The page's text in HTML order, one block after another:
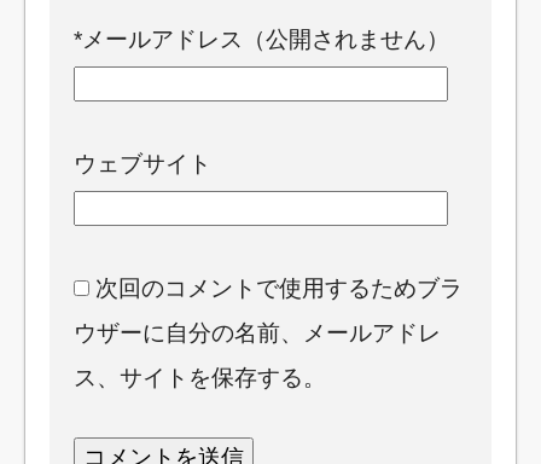
*メールアドレス（公開されません）
ウェブサイト
次回のコメントで使用するためブラ
ウザーに自分の名前、メールアドレ
ス、サイトを保存する。